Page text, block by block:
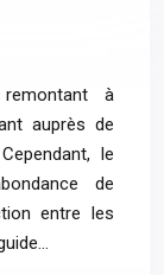
à
auprès de
le
de
entre les